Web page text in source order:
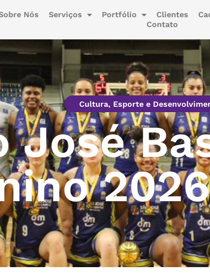
Nós Serviços Portfólio Clientes
Contato
Cultura, Esporte e
José